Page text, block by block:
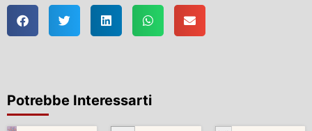
Potrebbe Interessarti